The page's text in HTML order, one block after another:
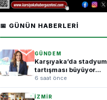
📅 GÜNÜN HABERLERI
GÜNDEM
Karşıyaka’da stadyum
tartışması büyüyor...
6 saat önce
İZMİR